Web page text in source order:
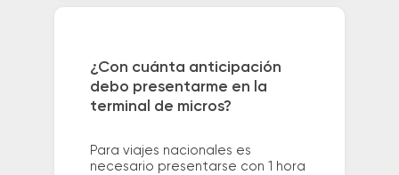
¿Con cuánta anticipación
debo presentarme en la
terminal de micros?
Para viajes nacionales es
necesario presentarse con 1 hora